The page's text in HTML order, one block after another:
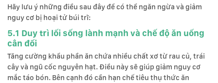
Hãy lưu ý những điều sau đây để có thể ngăn ngừa và giảm
nguy cơ bị hoại tử búi trĩ:
5.1 Duy trì lối sống lành mạnh và chế độ ăn uống
cân đối
Tăng cường khẩu phần ăn chứa nhiều chất xơ từ rau củ, trái
cây và ngũ cốc nguyên hạt. Điều này sẽ giúp giảm nguy cơ
mắc táo bón. Bên cạnh đó cần hạn chế tiêu thụ thức ăn